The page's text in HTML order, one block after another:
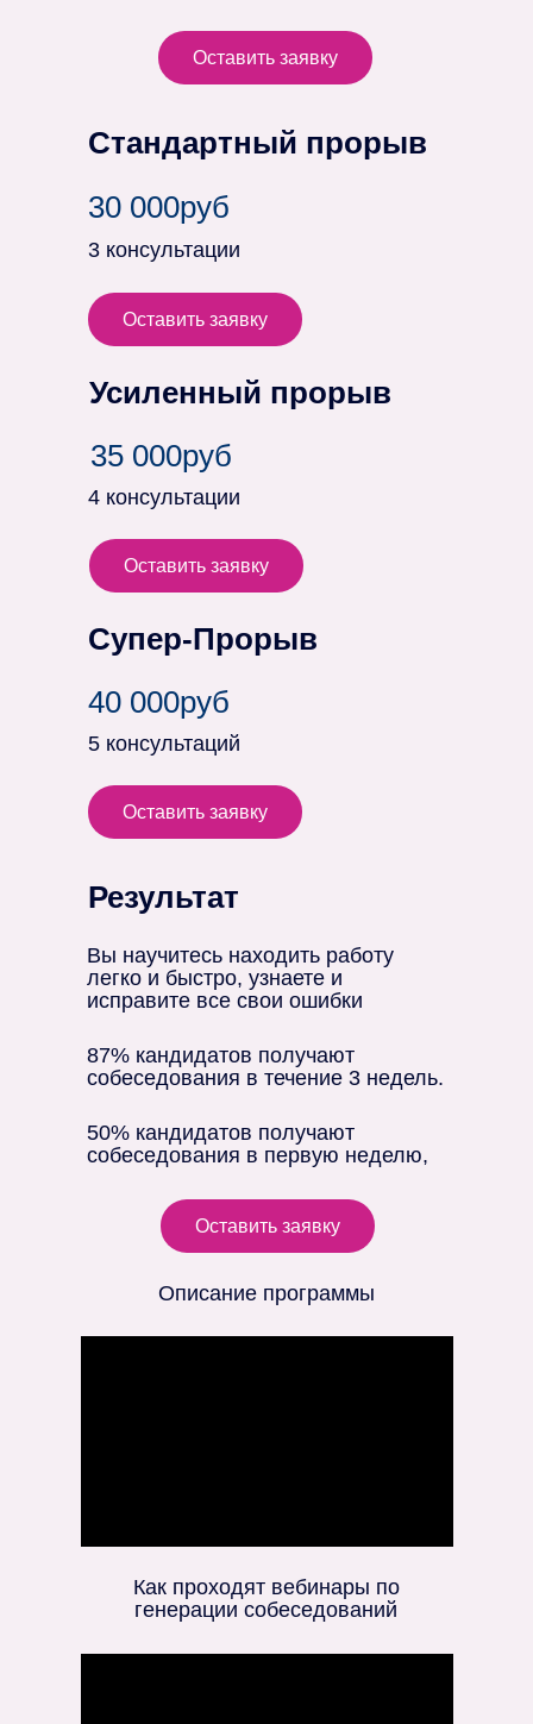
30 000руб
Оставить заявку
3 консультации
Стандартный прорыв
35 000руб
Оставить заявку
4 консультации
Усиленный прорыв
50% кандидатов получают
собеседования в первую неделю,
Результат
40 000руб
Оставить заявку
5 консультаций
Супер-Прорыв
Вы научитесь находить работу
легко и быстро, узнаете и
исправите все свои ошибки
Оставить заявку
87% кандидатов получают
собеседования в течение 3 недель.
Оставить заявку
Описание программы
Как проходят вебинары по
генерации собеседований